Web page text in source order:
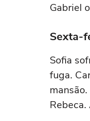
Gabriel
Sexta-
Sofia
fuga.